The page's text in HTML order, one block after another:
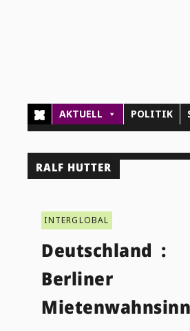
AKTUELL POLITIK
RALF HUTTER
INTERGLOBAL
Deutschland :
Berliner
Mietenwahnsinn